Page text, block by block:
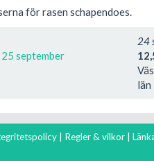
för rasen schapendoes.
september
24
län
Regler & vilkor